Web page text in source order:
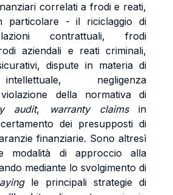
correlati a frodi e reati,
- il riciclaggio di
contrattuali, frodi
aziendali e reati criminali,
dispute in materia di
negligenza
della normativa di
audit, warranty claimsin
dei presupposti di
finanziarie. Sono altresì
modalità di approccio alla
mediante lo svolgimento di
le principali strategie di